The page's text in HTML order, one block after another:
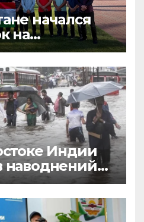
начался
на
для
обучения за
Индии
наводнений